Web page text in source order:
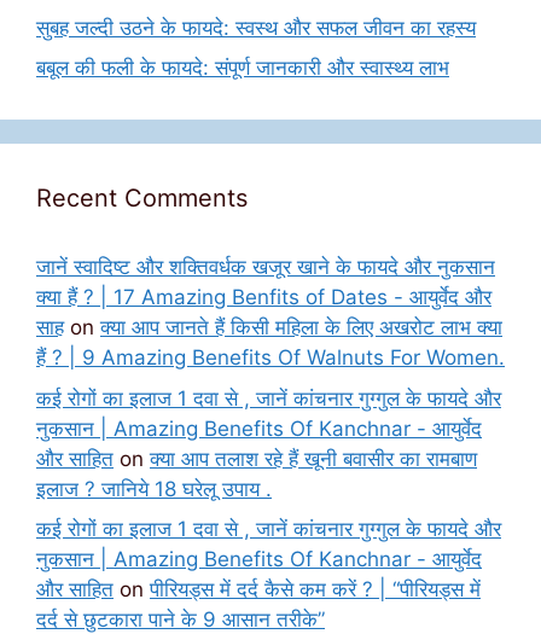
सुबह जल्दी उठने के फायदे: स्वस्थ और सफल जीवन का रहस्य
बबूल की फली के फायदे: संपूर्ण जानकारी और स्वास्थ्य लाभ
Recent Comments
जानें स्वादिष्ट और शक्तिवर्धक खजूर खाने के फायदे और नुकसान
क्या हैं ? | 17 Amazing Benfits of Dates - आयुर्वेद और
साहonक्या आप जानते हैं किसी महिला के लिए अखरोट लाभ क्या
हैं ? | 9 Amazing Benefits Of Walnuts For Women.
कई रोगों का इलाज 1 दवा से , जानें कांचनार गुग्गुल के फायदे और
नुकसान | Amazing Benefits Of Kanchnar - आयुर्वेद
और साहित onक्या आप तलाश रहे हैं खूनी बवासीर का रामबाण
इलाज ? जानिये 18 घरेलू उपाय .
कई रोगों का इलाज 1 दवा से , जानें कांचनार गुग्गुल के फायदे और
नुकसान | Amazing Benefits Of Kanchnar - आयुर्वेद
और साहित onपीरियड्स में दर्द कैसे कम करें ? | “पीरियड्स में
दर्द से छुटकारा पाने के 9 आसान तरीके”